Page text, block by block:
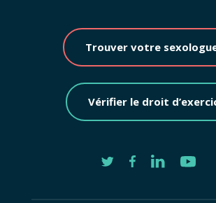
Trouver votre
Vérifier le droit